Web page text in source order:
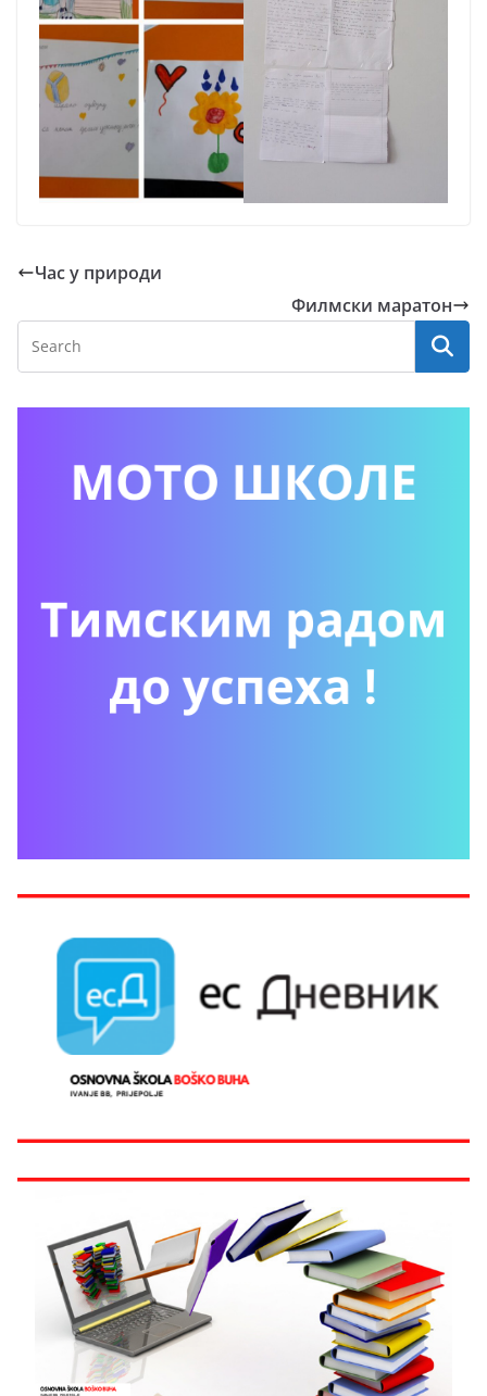
Час у природи
Филмски маратон